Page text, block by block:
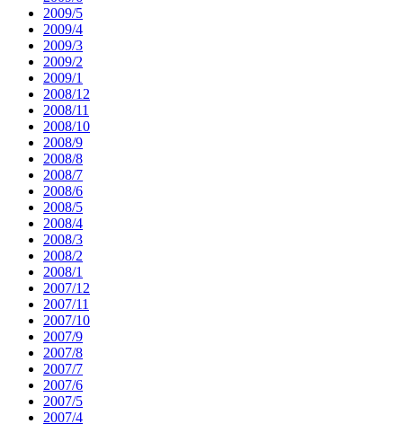
2009/5
2009/4
2009/3
2009/2
2009/1
2008/12
2008/11
2008/10
2008/9
2008/8
2008/7
2008/6
2008/5
2008/4
2008/3
2008/2
2008/1
2007/12
2007/11
2007/10
2007/9
2007/8
2007/7
2007/6
2007/5
2007/4